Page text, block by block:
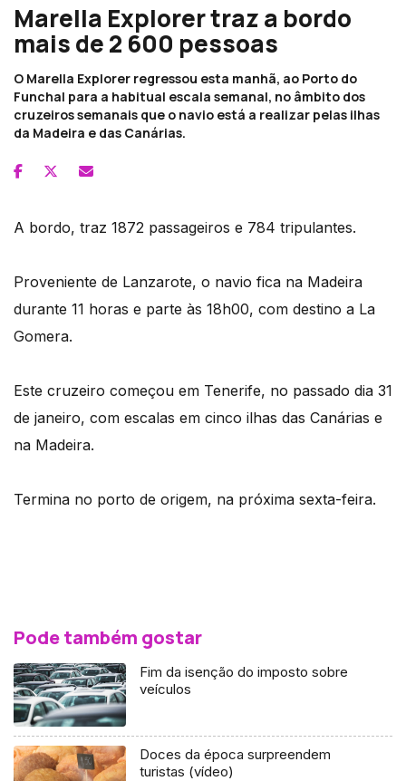
Marella Explorer traz a bordo
mais de 2 600 pessoas
O Marella Explorer regressou esta manhã, ao Porto do
Funchal para a habitual escala semanal, no âmbito dos
cruzeiros semanais que o navio está a realizar pelas ilhas
da Madeira e das Canárias.
A bordo, traz 1872 passageiros e 784 tripulantes.
Proveniente de Lanzarote, o navio fica na Madeira
durante 11 horas e parte às 18h00, com destino a La
Gomera.
Este cruzeiro começou em Tenerife, no passado dia 31
de janeiro, com escalas em cinco ilhas das Canárias e
na Madeira.
Termina no porto de origem, na próxima sexta-feira.
Pode também gostar
Fim da isenção do imposto sobre
veículos
Doces da época surpreendem
turistas (vídeo)